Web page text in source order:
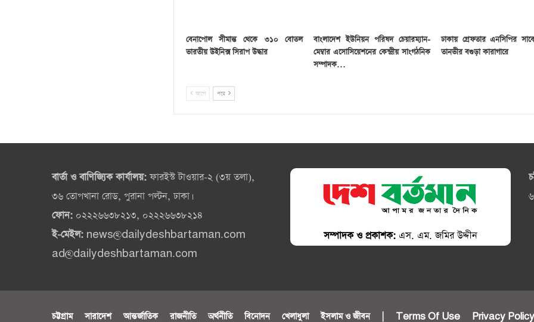
বেনাপোল সীমান্ত থেকে ৩১০ বোতল
ভারতীয় উইনিক্স সিরাপ উদ্ধার
বাংলাদেশ ইউনিয়ন পরিষদ চেয়ারম্যান-
মেম্বার এসোসিয়েশনের কেন্দ্রীয় সাংগঠনিক
সম্পাদক…
ঢাকায় গ্রেফতার এনসিপির
তানভীর বগুড়া কারাগারে
আগে পরে
বার্তা ও বাণিজ্যিক কার্যালয়:ফারইস্ট টাওয়ার-২ (৩য় তলা),
৩৬ তোপখানা রোড, পুরানা পল্টন, ঢাকা।
ফোন: ০২২২৬৬৩৮২১৩, ০২২২৬৬৩৮২১৪
ই-মেইল: news@dailydeshbartaman.com
ad@dailydeshbartaman.com
সম্পাদক ও প্রকাশক: এস. এম. জমির উদ্দীন
চট্টগ্রাম সারাদেশ আন্তর্জাতিক রাজনীতি অর্থনীতি বিনোদন খেলাধুলা ইসলাম ও জীবন Terms Of Use Privacy Policy